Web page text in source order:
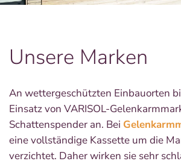
Unsere Marken
An wettergeschützten Einbauorten
Einsatz von VARISOL-
Schattenspender an. Bei
eine vollständige Kassette um die
verzichtet. Daher wirken sie sehr